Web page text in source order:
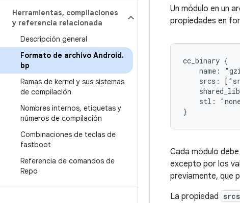
Herramientas, compilaciones
y referencia relacionada
Descripción general
Formato de archivo Android.
bp
Ramas de kernel y sus sistemas
de compilación
Nombres internos, etiquetas y
números de compilación
Combinaciones de teclas de
fastboot
Referencia de comandos de
Repo
Un módulo en un
propiedades en
cc_binary {
name:
srcs:
stl:
Cada módulo
excepto por los
previamente, que
La propiedad srcs